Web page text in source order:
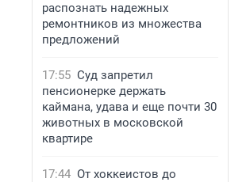
распознать надежных
ремонтников из множества
предложений
17:55 Суд запретил
пенсионерке держать
каймана, удава и еще почти 30
животных в московской
квартире
17:44 От хоккеистов до